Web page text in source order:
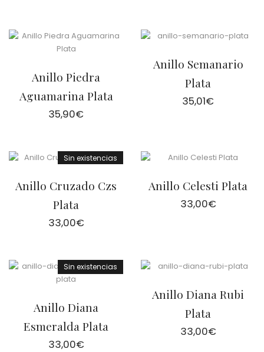
Anillo Piedra
Aguamarina Plata
35,90€
Anillo Semanario
Plata
35,01€
Sin existencias
Anillo Cruzado Czs
Plata
33,00€
Anillo Celesti Plata
33,00€
Sin existencias
Anillo Diana
Esmeralda Plata
33,00€
Anillo Diana Rubi
Plata
33,00€